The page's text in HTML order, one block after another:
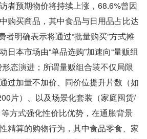
者预期物价将持续上涨，68.6%曾因
购买商品，其中食品与日用品占比达
者明确表示将通过“批量购买”方式摊
日本市场由“单品选购”加速向“量贩组
态演进；所谓量贩组合装不仅局限
过加量不加价、同价位提升片数（如
片）、以及场景化套装（家庭囤货/
方式强化性价比优势，在通胀背景
精算的购物行为，其中食品零食、家